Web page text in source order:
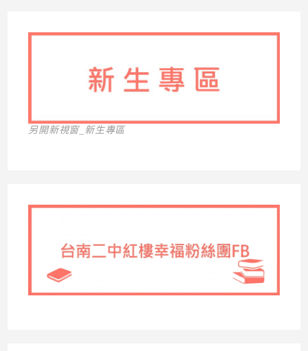
另開新視窗_新生專區